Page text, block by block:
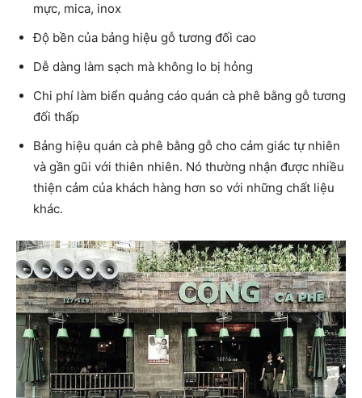
mực, mica, inox
Độ bền của bảng hiệu gỗ tương đối cao
Dễ dàng làm sạch mà không lo bị hỏng
Chi phí làm biển quảng cáo quán cà phê bằng gỗ tương
đối thấp
Bảng hiệu quán cà phê bằng gỗ cho cảm giác tự nhiên
và gần gũi với thiên nhiên. Nó thường nhận được nhiều
thiện cảm của khách hàng hơn so với những chất liệu
khác.